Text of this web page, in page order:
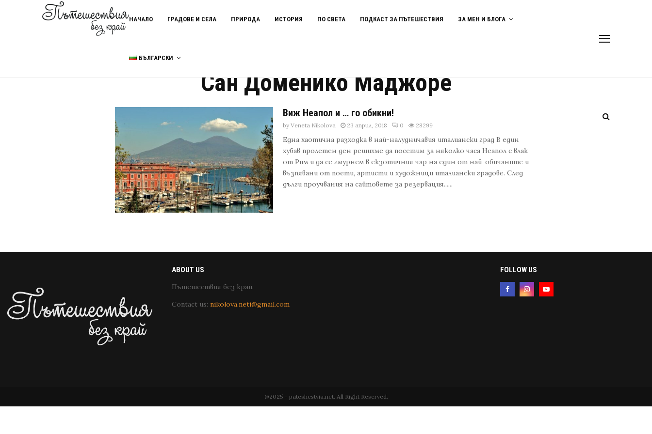
НАЧАЛО ГРАДОВЕ И СЕЛА ПРИРОДА ИСТОРИЯ ПО СВЕТА ПОДКАСТ ЗА ПЪТЕШЕСТВИЯ ЗА МЕН И БЛОГА
БЪЛГАРСКИ
Home Сан Доменико Маджоре
Сан Доменико Маджоре
Виж Неапол и … го обикни!
byVeneta Nikolova 23 април, 2018 0 28299
Една хаотична разходка в най-налудничавия италиански град В един
хубав пролетен ден решихме да посетим за няколко часа Неапол с влак
от Рим и да се гмурнем в екзотичния чар на един от най-обичаните и
възпявани от поети, артисти и художници италиански градове. След
дълги проучвания на сайтовете за резервация......
ABOUT US
Пътешествия без край.
Contact us: nikolova.neti@gmail.com
FOLLOW US
@2025 - pateshestvia.net. All Right Reserved.